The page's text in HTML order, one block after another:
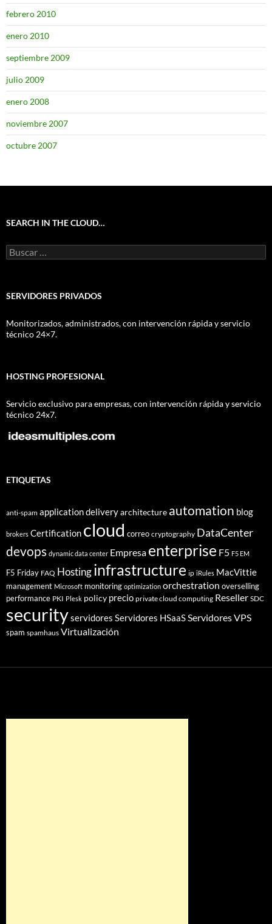
febrero 2010
enero 2010
septiembre 2009
julio 2009
enero 2008
noviembre 2007
octubre 2007
SEARCH IN THE CLOUD…
Buscar:
SERVIDORES PRIVADOS
Monitorizados, administrados, con intervención rápida y servicio
técnico 24×7.
HOSTING PROFESIONAL
Servicio exclusivo para empresas, con intervención rápida y servicio
técnico 24x7.
ETIQUETAS
anti-spam application deliveryarchitecture automation blog
brokers Certification cloud correo cryptography DataCenter
devops dynamic data center Empresa enterprise F5 F5 EM
F5 Friday FAQ Hostinginfrastructure ip iRules MacVittie
management Microsoft monitoring optimization orchestration overselling
performance PKI Plesk policy precio private cloud computing Reseller SDC
securityservidores Servidores HSaaSServidores VPS
spam spamhaus Virtualización